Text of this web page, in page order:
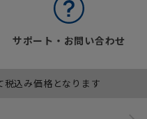
サポート・お問い合わせ
込み価格となります